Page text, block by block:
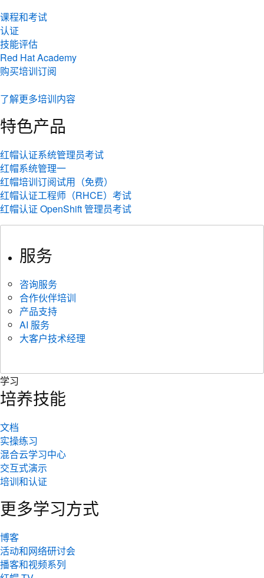
课程和考试
认证
技能评估
Red Hat Academy
购买培训订阅
了解更多培训内容
特色产品
红帽认证系统管理员考试
红帽系统管理一
红帽培训订阅试用（免费）
红帽认证工程师（RHCE）考试
红帽认证 OpenShift 管理员考试
服务
咨询服务
合作伙伴培训
产品支持
AI 服务
大客户技术经理
学习
培养技能
文档
实操练习
混合云学习中心
交互式演示
培训和认证
更多学习方式
博客
活动和网络研讨会
播客和视频系列